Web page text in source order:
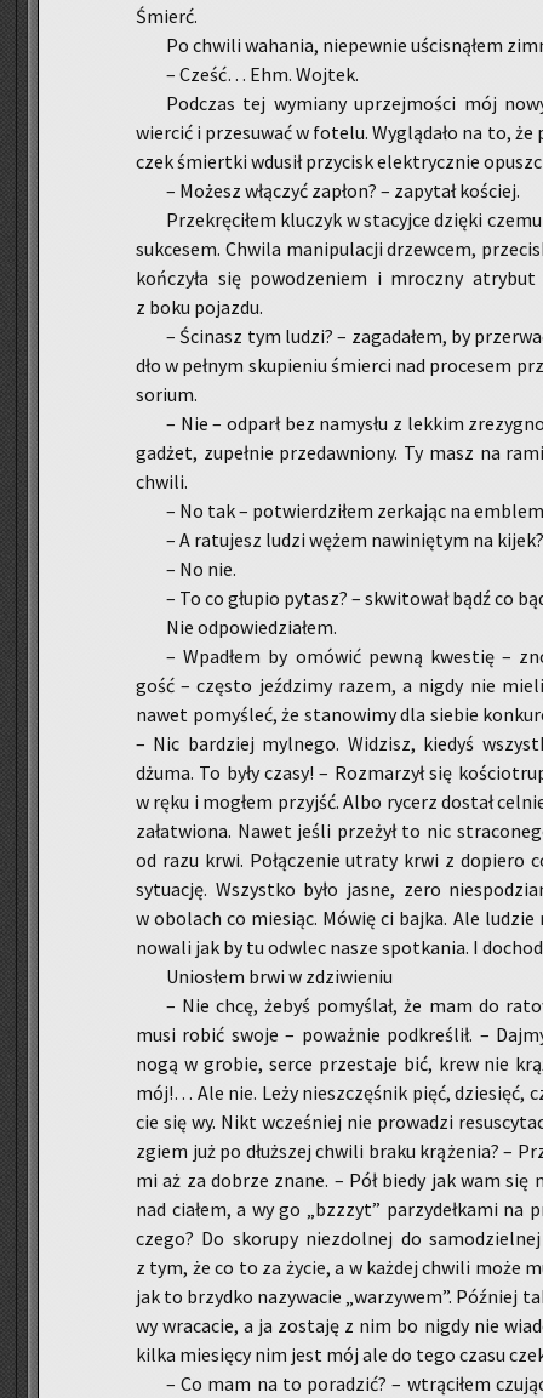
Śmierć.
Po chwi­li wa­ha­nia, nie­pew­nie uści­sną­łem
– Cześć… Ehm. Woj­tek.
Pod­czas tej wy­mia­ny uprzej­mo­ści mój
wier­cić i prze­su­wać w fo­te­lu. Wy­glą­da­ło na to,
czek śmiert­ki wdu­sił przy­cisk elek­trycz­nie
– Mo­żesz włą­czyć za­płon? – za­py­tał ko­ściej.
Prze­krę­ci­łem klu­czyk w sta­cyj­ce dzię­ki
suk­ce­sem. Chwi­la ma­ni­pu­la­cji drzew­cem,
koń­czy­ła się po­wo­dze­niem i mrocz­ny atry­but
z boku po­jaz­du.
– Ści­nasz tym ludzi? – za­ga­da­łem, by
dło w peł­nym sku­pie­niu śmier­ci nad pro­ce­sem
so­rium.
– Nie – od­parł bez na­my­słu z lek­kim
ga­dżet, zu­peł­nie przedaw­nio­ny. Ty masz na
chwi­li.
– No tak – po­twier­dzi­łem zer­ka­jąc na
– A ra­tu­jesz ludzi wężem na­wi­nię­tym na kijek?
– No nie.
– To co głu­pio py­tasz? – skwi­to­wał bądź co
Nie od­po­wie­dzia­łem.
– Wpa­dłem by omó­wić pewną kwe­stię –
gość – czę­sto jeź­dzi­my razem, a nigdy nie
nawet po­my­śleć, że sta­no­wi­my dla sie­bie
– Nic bar­dziej myl­ne­go. Wi­dzisz, kie­dyś
dżuma. To były czasy! – Roz­ma­rzył się
w ręku i mo­głem przyjść. Albo ry­cerz do­stał
za­ła­twio­na. Nawet jeśli prze­żył to nic
od razu krwi. Po­łą­cze­nie utra­ty krwi z do­pie­ro
sy­tu­ację. Wszyst­ko było jasne, zero
w obo­lach co mie­siąc. Mówię ci bajka. Ale
no­wa­li jak by tu od­wlec nasze spo­tka­nia. I
Unio­słem brwi w zdzi­wie­niu
– Nie chcę, żebyś po­my­ślał, że mam do
musi robić swoje – po­waż­nie pod­kre­ślił. –
nogą w gro­bie, serce prze­sta­je bić, krew nie
mój!… Ale nie. Leży nie­szczę­śnik pięć,
cie się wy. Nikt wcze­śniej nie pro­wa­dzi
zgiem już po dłuż­szej chwi­li braku krą­że­nia? –
mi aż za do­brze znane. – Pół biedy jak wam
nad cia­łem, a wy go „bzz­zyt” pa­rzy­deł­ka­mi na
czego? Do sko­ru­py nie­zdol­nej do
z tym, że co to za życie, a w każ­dej chwi­li może
jak to brzyd­ko na­zy­wa­cie „wa­rzy­wem”. Póź­niej
wy wra­ca­cie, a ja zo­sta­ję z nim bo nigdy nie
kilka mie­się­cy nim jest mój ale do tego czasu
– Co mam na to po­ra­dzić? – wtrą­ci­łem